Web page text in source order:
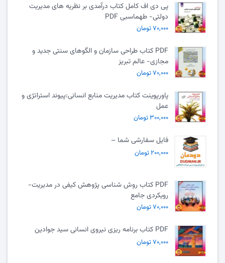
پی دی اف کامل کتاب درآمدی بر نظریه های مدیریت
دولتی- طهماسبی PDF
۷۰,۰۰۰ تومان
PDF کتاب طراحی سازمان و الگوهای سنتی جدید و
مجازی- عالم تبریز
۷۰,۰۰۰ تومان
پاورپوینت کتاب مدیریت منابع انسانی:پیوند استراتژی و
عمل
۳۰۰,۰۰۰ تومان
فایل سفارشی شما –
۲۰۰,۰۰۰ تومان
PDF کتاب روش شناسی پژوهش کیفی در مدیریت-
رویکردی جامع
۷۰,۰۰۰ تومان
PDF کتاب برنامه ریزی نیروی انسانی سید جوادین
۷۰,۰۰۰ تومان